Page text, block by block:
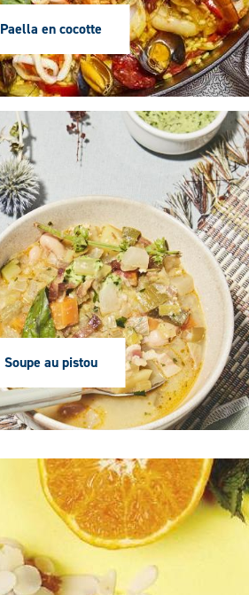
Paella en cocotte
Soupe au pistou